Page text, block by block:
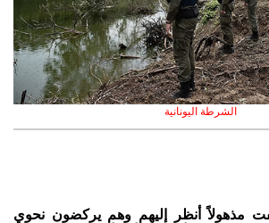
الشرطة اليونانية
مذهولاً أنظر إليهم وهم يركضون نحوي